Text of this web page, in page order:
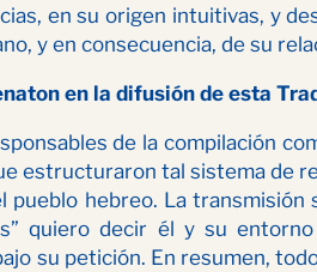
en su origen intuitivas, y
y en consecuencia, de su
en la difusión de esta
de la compilación
estructuraron tal sistema de
hebreo. La
quiero decir él y su
su petición. En resumen,